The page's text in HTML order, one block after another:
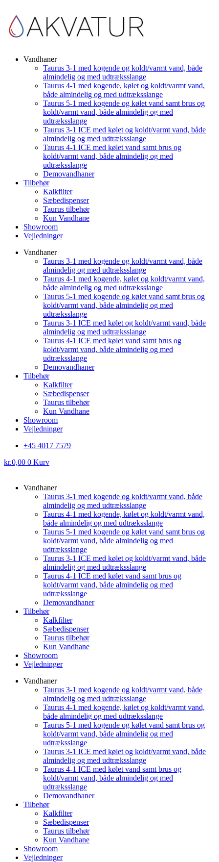
Vandhaner
Taurus 3-1 med kogende og koldt/varmt vand, både
almindelig og med udtræksslange
Taurus 4-1 med kogende, kølet og koldt/varmt vand,
både almindelig og med udtræksslange
Taurus 5-1 med kogende og kølet vand samt brus og
koldt/varmt vand, både almindelig og med
udtræksslange
Taurus 3-1 ICE med kølet og koldt/varmt vand, både
almindelig og med udtræksslange
Taurus 4-1 ICE med kølet vand samt brus og
koldt/varmt vand, både almindelig og med
udtræksslange
Demovandhaner
Tilbehør
Kalkfilter
Sæbedispenser
Taurus tilbehør
Kun Vandhane
Showroom
Vejledninger
Vandhaner
Taurus 3-1 med kogende og koldt/varmt vand, både
almindelig og med udtræksslange
Taurus 4-1 med kogende, kølet og koldt/varmt vand,
både almindelig og med udtræksslange
Taurus 5-1 med kogende og kølet vand samt brus og
koldt/varmt vand, både almindelig og med
udtræksslange
Taurus 3-1 ICE med kølet og koldt/varmt vand, både
almindelig og med udtræksslange
Taurus 4-1 ICE med kølet vand samt brus og
koldt/varmt vand, både almindelig og med
udtræksslange
Demovandhaner
Tilbehør
Kalkfilter
Sæbedispenser
Taurus tilbehør
Kun Vandhane
Showroom
Vejledninger
+45 4017 7579
kr.0,00 0 Kurv
Vandhaner
Taurus 3-1 med kogende og koldt/varmt vand, både
almindelig og med udtræksslange
Taurus 4-1 med kogende, kølet og koldt/varmt vand,
både almindelig og med udtræksslange
Taurus 5-1 med kogende og kølet vand samt brus og
koldt/varmt vand, både almindelig og med
udtræksslange
Taurus 3-1 ICE med kølet og koldt/varmt vand, både
almindelig og med udtræksslange
Taurus 4-1 ICE med kølet vand samt brus og
koldt/varmt vand, både almindelig og med
udtræksslange
Demovandhaner
Tilbehør
Kalkfilter
Sæbedispenser
Taurus tilbehør
Kun Vandhane
Showroom
Vejledninger
Vandhaner
Taurus 3-1 med kogende og koldt/varmt vand, både
almindelig og med udtræksslange
Taurus 4-1 med kogende, kølet og koldt/varmt vand,
både almindelig og med udtræksslange
Taurus 5-1 med kogende og kølet vand samt brus og
koldt/varmt vand, både almindelig og med
udtræksslange
Taurus 3-1 ICE med kølet og koldt/varmt vand, både
almindelig og med udtræksslange
Taurus 4-1 ICE med kølet vand samt brus og
koldt/varmt vand, både almindelig og med
udtræksslange
Demovandhaner
Tilbehør
Kalkfilter
Sæbedispenser
Taurus tilbehør
Kun Vandhane
Showroom
Vejledninger